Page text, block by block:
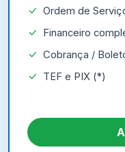
Ordem de
Financeiro
Cobrança /
TEF e PIX (*)